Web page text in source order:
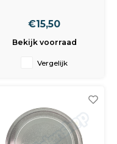
€15,50
Bekijk voorraad
Vergelijk